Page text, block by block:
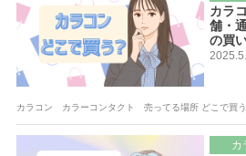
カラ
舗・
の買
カラコン カラーコンタクト 売ってる場所 どこで
カ